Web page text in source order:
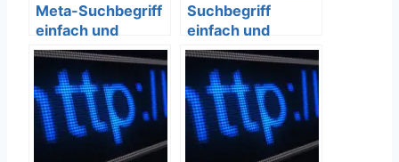
Meta-Suchbegriff
einfach und
verständlich
erklärt – SEO
Bedeutung
Suchbegriff
einfach und
verständlich
erklärt – SEO
Bedeutung